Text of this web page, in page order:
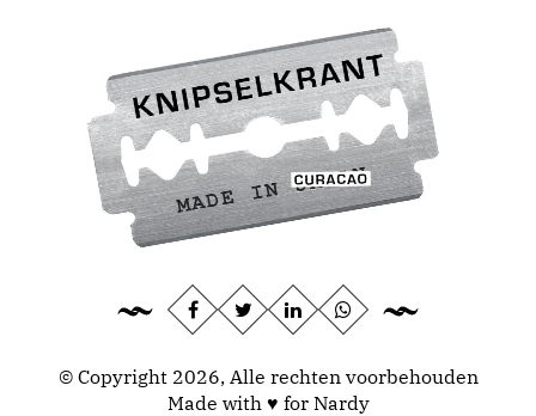
© Copyright 2026, Alle rechten voorbehouden
Made with ♥ for Nardy